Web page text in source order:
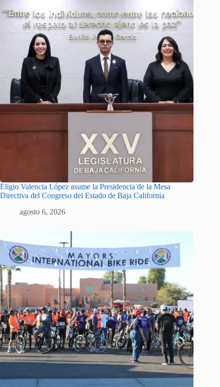
Eligio Valencia López asume la Presidencia de la Mesa
Directiva del Congreso del Estado de Baja California
agosto 6, 2026